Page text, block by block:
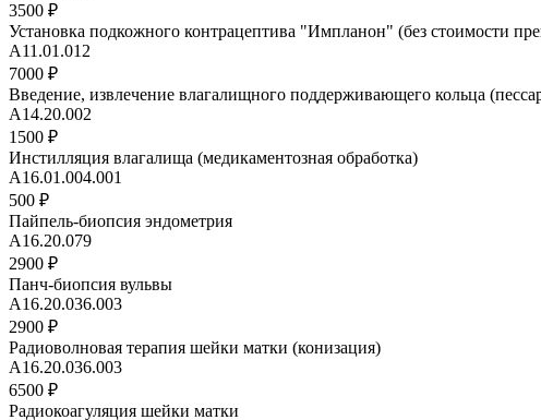
3500 ₽
Установка подкожного контрацептива "Импланон" (без стоимости
A11.01.012
7000 ₽
Введение, извлечение влагалищного поддерживающего кольца
А14.20.002
1500 ₽
Инстилляция влагалища (медикаментозная обработка)
A16.01.004.001
500 ₽
Пайпель-биопсия эндометрия
A16.20.079
2900 ₽
Панч-биопсия вульвы
A16.20.036.003
2900 ₽
Радиоволновая терапия шейки матки (конизация)
A16.20.036.003
6500 ₽
Радиокоагуляция шейки матки